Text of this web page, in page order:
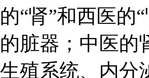
的“肾”和西医的
的脏器；中医的
生殖系统、内分